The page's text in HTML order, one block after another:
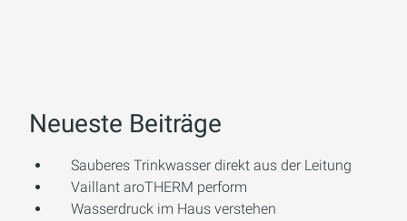
Neueste Beiträge
Sauberes Trinkwasser direkt aus der Leitung
Vaillant aroTHERM perform
Wasserdruck im Haus verstehen